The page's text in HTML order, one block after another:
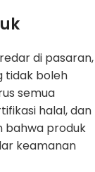
di pasaran,
tidak boleh
semua
halal, dan
bahwa produk
keamanan